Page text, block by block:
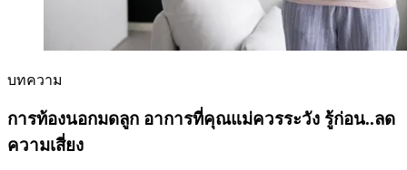
บทความ
การท้องนอกมดลูก อาการที่คุณแม่ควรระวัง รู้ก่อน..ลด
ความเสี่ยง